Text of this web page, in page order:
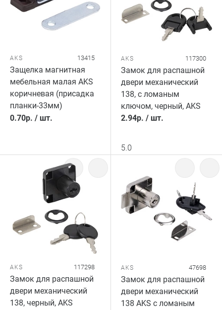
AKS 13415
Защелка магнитная
мебельная малая AKS
коричневая (присадка
планки-33мм)
0.70р. / шт.
AKS 117300
Замок для распашной
двери механический
138, c ломаным
ключом, черный, AKS
2.94р. / шт.
5.0
AKS 117298
Замок для распашной
двери механический
138, черный, AKS
AKS 47698
Замок для распашной
двери механический
138 AKS c ломаным